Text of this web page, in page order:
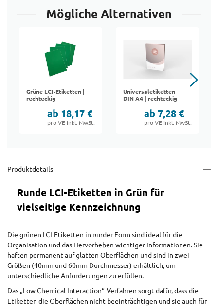
Mögliche Alternativen
Grüne LCI-Etiketten |
rechteckig
ab 18,17 €
pro VE inkl. MwSt.
Universaletiketten
DIN A4 | rechteckig
ab 7,28 €
pro VE inkl. MwSt.
Produktdetails
Runde LCI-Etiketten in Grün für
vielseitige Kennzeichnung
Die grünen LCI-Etiketten in runder Form sind ideal für die
Organisation und das Hervorheben wichtiger Informationen. Sie
haften permanent auf glatten Oberflächen und sind in zwei
Größen (40mm und 60mm Durchmesser) erhältlich, um
unterschiedliche Anforderungen zu erfüllen.
Das „Low Chemical Interaction“-Verfahren sorgt dafür, dass die
Etiketten die Oberflächen nicht beeinträchtigen und sie auch für